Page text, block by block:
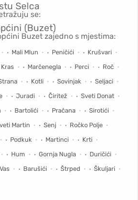
Selca
se:
(Buzet)
Buzet zajedno s mjestima:
Mali Mlun Peničići
Krušvari
Kras Marčenegla Perci
Roč
Kotli Sovinjak
Seljaci
Juradi Čiritež
Sveti Donat
Bartolići Pračana
Sirotići
Martin Senj
Ročko Polje
Podkuk Martinci
Krti
Hum Gornja Nugla
Duričići
Barušići Štrped
Škuljari